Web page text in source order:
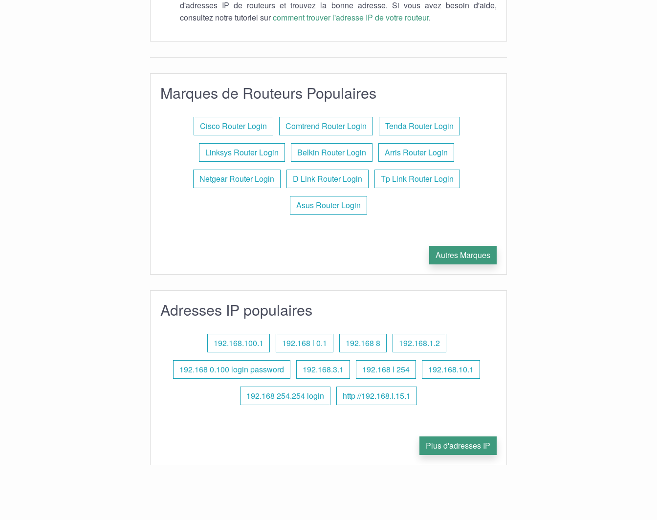
d'adresses IP de routeurs et trouvez la bonne adresse. Si vous avez besoin d'aide,
consultez notre tutoriel surcomment trouver l'adresse IP de votre routeur.
Marques de Routeurs Populaires
Cisco Router Login Comtrend Router Login Tenda Router Login
Linksys Router Login Belkin Router Login Arris Router Login
Netgear Router Login D Link Router Login Tp Link Router Login
Asus Router Login
Autres Marques
Adresses IP populaires
192.168.100.1 192.168 l 0.1 192.168 8 192.168.1.2
192.168 0.100 login password 192.168.3.1 192.168 l 254 192.168.10.1
192.168 254.254 login http //192.168.l.15.1
Plus d'adresses IP